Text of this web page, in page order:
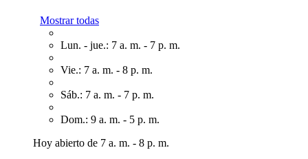
Mostrar todas
Lun. - jue.: 7 a. m. - 7 p. m.
Vie.: 7 a. m. - 8 p. m.
Sáb.: 7 a. m. - 7 p. m.
Dom.: 9 a. m. - 5 p. m.
Hoy abierto de 7 a. m. - 8 p. m.